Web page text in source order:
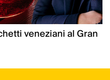
veneziani al Gran